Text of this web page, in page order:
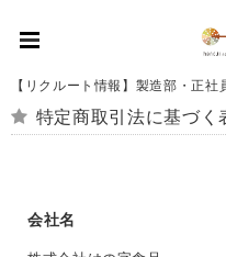
【リクルート情報】製造部・正社
特定商取引法に基づく
会社名